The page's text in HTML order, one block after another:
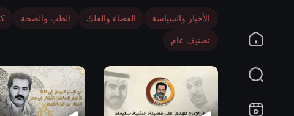
الأخبار والسياسة الفضاء والفلك الطب والصحة
تصنيف عام